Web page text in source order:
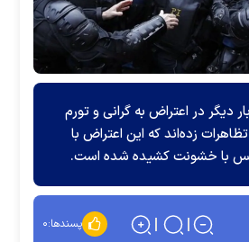
دیگر در اعتراض به گرانی و تورم
زده‌اند که این اعتراض با
با خشونت کشیده شده است.
پسندها:۰